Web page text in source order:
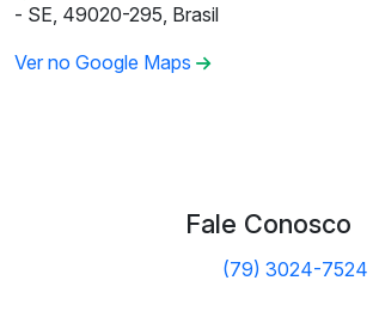
- SE, 49020-295, Brasil
Ver no Google Maps
Fale Conosco
(79) 3024-7524